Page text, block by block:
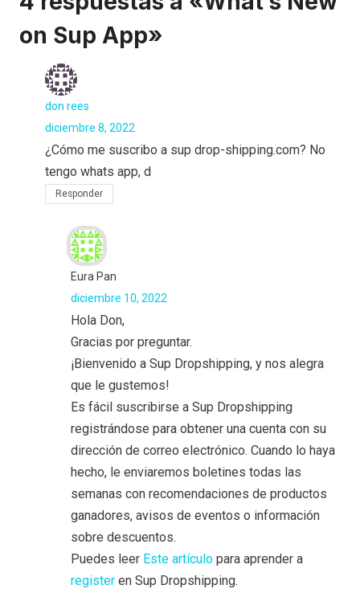
on Sup App»
don rees
diciembre 8, 2022
¿Cómo me suscribo a sup drop-shipping.com? No
tengo whats app, d
Responder
Eura Pan
diciembre 10, 2022
Hola Don,
Gracias por preguntar.
¡Bienvenido a Sup Dropshipping, y nos alegra
que le gustemos!
Es fácil suscribirse a Sup Dropshipping
registrándose para obtener una cuenta con su
dirección de correo electrónico. Cuando lo haya
hecho, le enviaremos boletines todas las
semanas con recomendaciones de productos
ganadores, avisos de eventos o información
sobre descuentos.
Puedes leer Este artículo para aprender a
register en Sup Dropshipping.